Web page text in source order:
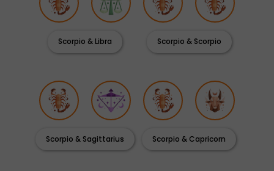
Scorpio & Libra Scorpio & Scorpio
Scorpio & Sagittarius Scorpio & Capricorn